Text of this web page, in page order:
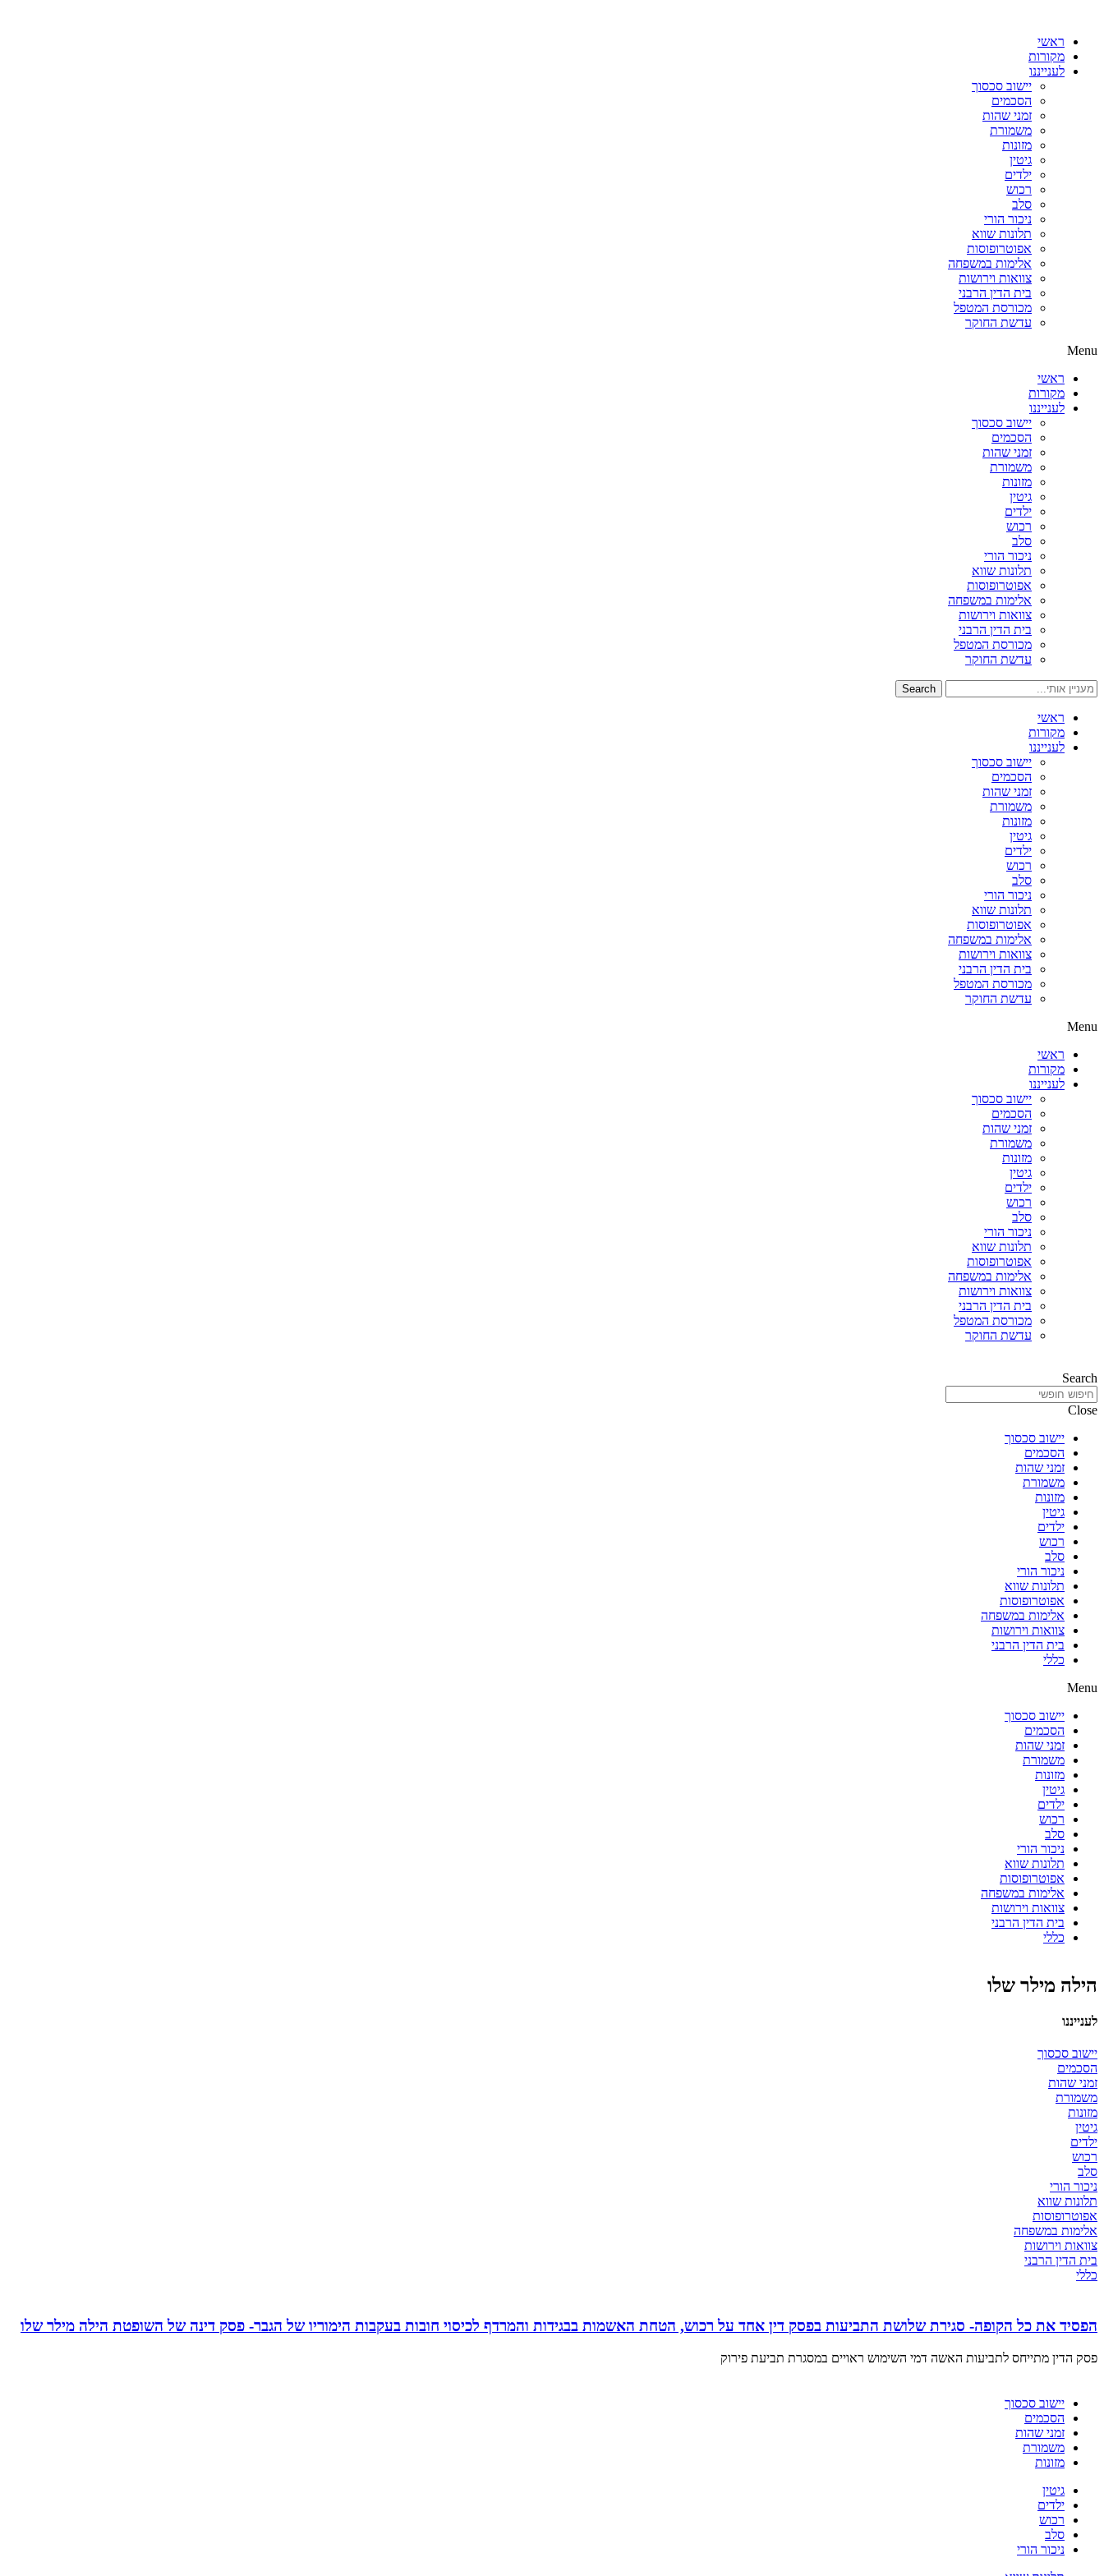
ראשי
מקורות
לענייננו
יישוב סכסוך
הסכמים
זמני שהות
משמורת
מזונות
גיטין
ילדים
רכוש
סלב
ניכור הורי
תלונות שווא
אפוטרופוסות
אלימות במשפחה
צוואות וירושות
בית הדין הרבני
מכורסת המטפל
עדשת החוקר
Menu
ראשי
מקורות
לענייננו
יישוב סכסוך
הסכמים
זמני שהות
משמורת
מזונות
גיטין
ילדים
רכוש
סלב
ניכור הורי
תלונות שווא
אפוטרופוסות
אלימות במשפחה
צוואות וירושות
בית הדין הרבני
מכורסת המטפל
עדשת החוקר
Search
ראשי
מקורות
לענייננו
יישוב סכסוך
הסכמים
זמני שהות
משמורת
מזונות
גיטין
ילדים
רכוש
סלב
ניכור הורי
תלונות שווא
אפוטרופוסות
אלימות במשפחה
צוואות וירושות
בית הדין הרבני
מכורסת המטפל
עדשת החוקר
Menu
ראשי
מקורות
לענייננו
יישוב סכסוך
הסכמים
זמני שהות
משמורת
מזונות
גיטין
ילדים
רכוש
סלב
ניכור הורי
תלונות שווא
אפוטרופוסות
אלימות במשפחה
צוואות וירושות
בית הדין הרבני
מכורסת המטפל
עדשת החוקר
Search
Close
יישוב סכסוך
הסכמים
זמני שהות
משמורת
מזונות
גיטין
ילדים
רכוש
סלב
ניכור הורי
תלונות שווא
אפוטרופוסות
אלימות במשפחה
צוואות וירושות
בית הדין הרבני
כללי
Menu
יישוב סכסוך
הסכמים
זמני שהות
משמורת
מזונות
גיטין
ילדים
רכוש
סלב
ניכור הורי
תלונות שווא
אפוטרופוסות
אלימות במשפחה
צוואות וירושות
בית הדין הרבני
כללי
הילה מילר שלו
לענייננו
יישוב סכסוך
הסכמים
זמני שהות
משמורת
מזונות
גיטין
ילדים
רכוש
סלב
ניכור הורי
תלונות שווא
אפוטרופוסות
אלימות במשפחה
צוואות וירושות
בית הדין הרבני
כללי
הפסיד את כל הקופה- סגירת שלושת התביעות בפסק דין אחד על רכוש, הטחת האשמות בבגידות והמרדף לכיסוי חובות בעקבות הימוריו של הגבר- פסק דינה של השופטת הילה מילר שלו
פסק הדין מתייחס לתביעות האשה דמי השימוש ראויים במסגרת תביעת פירוק
יישוב סכסוך
הסכמים
זמני שהות
משמורת
מזונות
גיטין
ילדים
רכוש
סלב
ניכור הורי